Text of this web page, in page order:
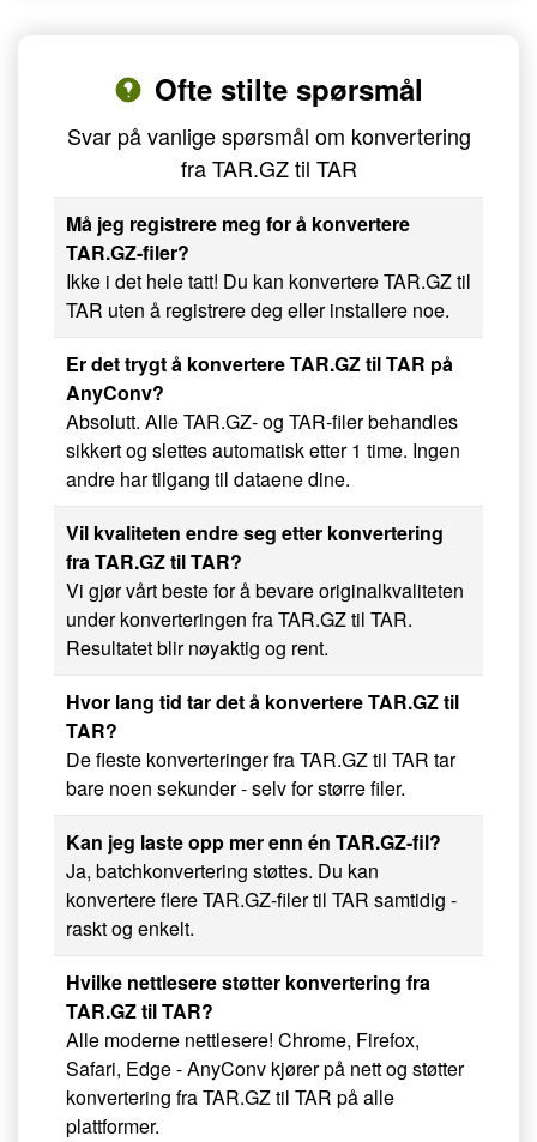
Ofte stilte spørsmål
Svar på vanlige spørsmål om konvertering
fra TAR.GZ til TAR
Må jeg registrere meg for å konvertere
TAR.GZ-filer?
Ikke i det hele tatt! Du kan konvertere TAR.GZ til
TAR uten å registrere deg eller installere noe.
Er det trygt å konvertere TAR.GZ til TAR på
AnyConv?
Absolutt. Alle TAR.GZ- og TAR-filer behandles
sikkert og slettes automatisk etter 1 time. Ingen
andre har tilgang til dataene dine.
Vil kvaliteten endre seg etter konvertering
fra TAR.GZ til TAR?
Vi gjør vårt beste for å bevare originalkvaliteten
under konverteringen fra TAR.GZ til TAR.
Resultatet blir nøyaktig og rent.
Hvor lang tid tar det å konvertere TAR.GZ til
TAR?
De fleste konverteringer fra TAR.GZ til TAR tar
bare noen sekunder - selv for større filer.
Kan jeg laste opp mer enn én TAR.GZ-fil?
Ja, batchkonvertering støttes. Du kan
konvertere flere TAR.GZ-filer til TAR samtidig -
raskt og enkelt.
Hvilke nettlesere støtter konvertering fra
TAR.GZ til TAR?
Alle moderne nettlesere! Chrome, Firefox,
Safari, Edge - AnyConv kjører på nett og støtter
konvertering fra TAR.GZ til TAR på alle
plattformer.